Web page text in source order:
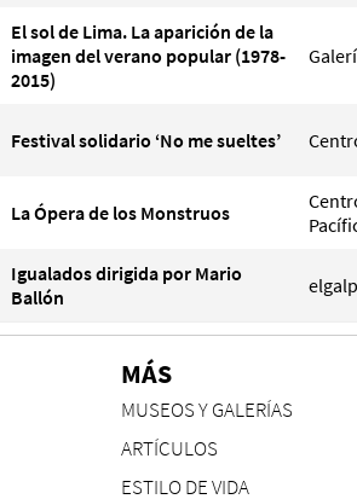
El sol de Lima. La aparición de la
imagen del verano popular (1978-
2015)
Festival solidario ‘No me sueltes’
La Ópera de los Monstruos
Igualados dirigida por Mario
Ballón
MÁS
MUSEOS Y GALERÍAS
ARTÍCULOS
ESTILO DE VIDA